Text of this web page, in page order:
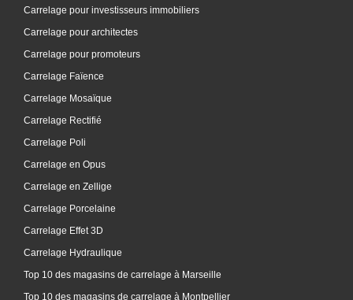
Carrelage pour investisseurs immobiliers
Carrelage pour architectes
Carrelage pour promoteurs
Carrelage Faïence
Carrelage Mosaïque
Carrelage Rectifié
Carrelage Poli
Carrelage en Opus
Carrelage en Zellige
Carrelage Porcelaine
Carrelage Effet 3D
Carrelage Hydraulique
Top 10 des magasins de carrelage à Marseille
Top 10 des magasins de carrelage à Montpellier